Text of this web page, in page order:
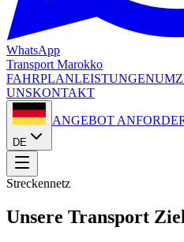
WhatsApp
Transport Marokko
FAHRPLANLEISTUNGEN
UNSKONTAKT
DE
ANGEBOT
Streckennetz
Unsere Transport